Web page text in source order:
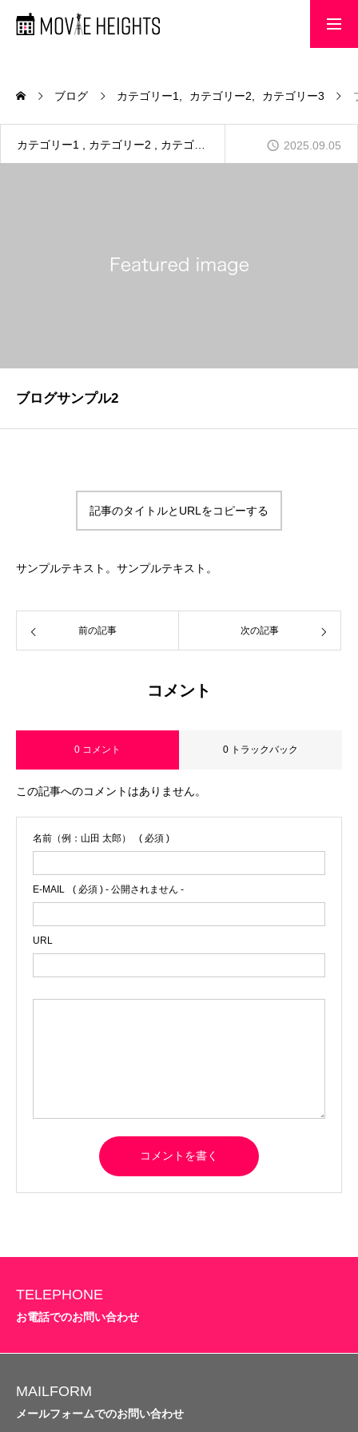
制作実績
ブログ カテゴリー1 カテゴリー2 カテゴリー3
カテゴリー1 カテゴリー2 カテゴリー3 2025.09.05
ブログサンプル2
記事のタイトルとURLをコピーする
サンプルテキスト。サンプルテキスト。
前の記事 次の記事
コメント
0 コメント 0 トラックバック
この記事へのコメントはありません。
名前（例：山田 太郎） ( 必須 )
E-MAIL ( 必須 ) - 公開されません -
URL
TELEPHONE
お電話でのお問い合わせ
MAILFORM
メールフォームでのお問い合わせ